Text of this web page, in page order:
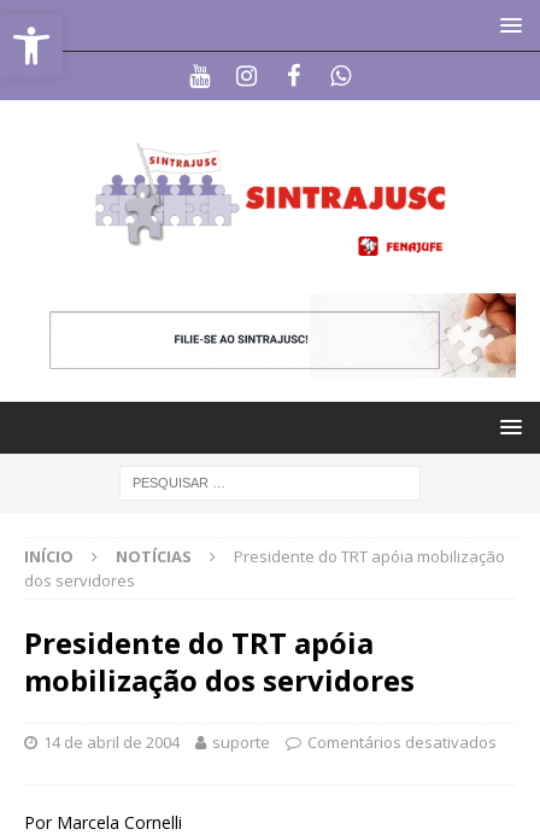
Abrir a barra de ferramentas
INÍCIO NOTÍCIAS
Presidente do TRT apóia mobilização
dos servidores
Presidente do TRT apóia
mobilização dos servidores
14 de abril de 2004 suporte Comentários desativados
Por Marcela Cornelli